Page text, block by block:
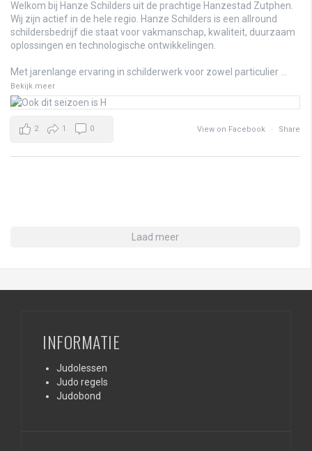
Welkom bij Hanze Schilders uit de prachtige Hanzestad Zutphen.
Wij zijn actief in de hele regio. Hanze Schilders is een allround
schildersbedrijf die staat voor vakmanschap, kwaliteit, duurzaam
oplossingen en technologische ontwikkelingen.
Met jarenlange ervaring in schilderwerk voor zowel particulier
Bekijk meer
View on Facebook · Share
2 1 0
Laad meer
INFORMATIE
Judolessen
Judo regels
Judobond